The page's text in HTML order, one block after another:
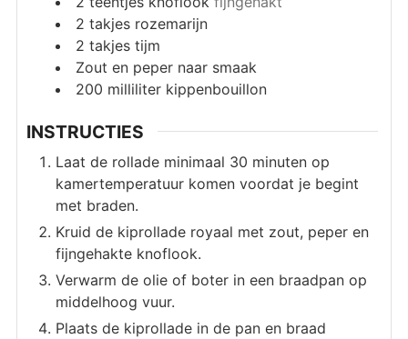
2 takjes rozemarijn
2 takjes tijm
Zout en peper naar smaak
200 milliliter kippenbouillon
INSTRUCTIES
Laat de rollade minimaal 30 minuten op
kamertemperatuur komen voordat je begint
met braden.
Kruid de kiprollade royaal met zout, peper en
fijngehakte knoflook.
Verwarm de olie of boter in een braadpan op
middelhoog vuur.
Plaats de kiprollade in de pan en braad